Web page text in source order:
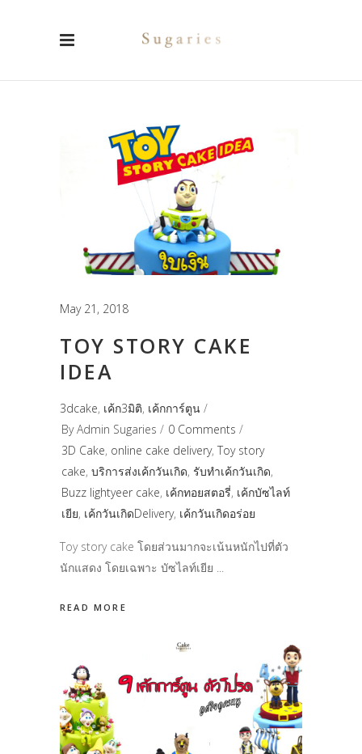
May 21, 2018
TOY STORY CAKE
IDEA
3dcake, เค้ก3มิติ, เค้กการ์ตูน
ByAdmin Sugaries
0 Comments
3D Cake, online cake delivery, Toy story
cake, บริการส่งเค้กวันเกิด, รับทำเค้กวันเกิด,
ฺBuzz lightyeer cake, เค้กทอยสตอรี่, เค้กบัซไลท์
เยีย, เค้กวันเกิดDelivery, เค้กวันเกิดอร่อย
Toy story cake โดยส่วนมากจะเน้นหนักไปที่ตัว
นักแสดง โดยเฉพาะ บัซไลท์เยีย
READ MORE